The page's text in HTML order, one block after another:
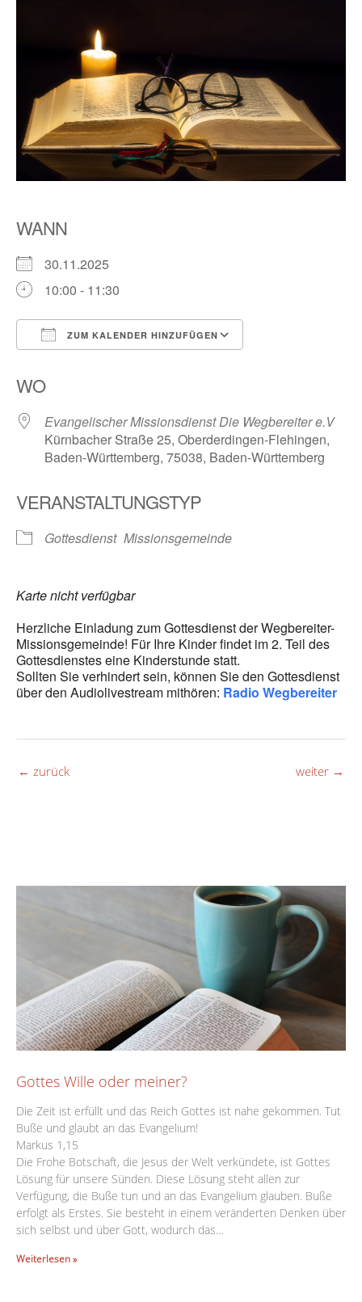
WANN
30.11.2025
10:00 - 11:30
ZUM KALENDER HINZUFÜGEN
WO
Evangelischer Missionsdienst Die Wegbereiter e.V
Kürnbacher Straße 25, Oberderdingen-Flehingen,
Baden-Württemberg, 75038, Baden-Württemberg
VERANSTALTUNGSTYP
Gottesdienst Missionsgemeinde
Karte nicht verfügbar
Herzliche Einladung zum Gottesdienst der Wegbereiter-
Missionsgemeinde! Für Ihre Kinder findet im 2. Teil des
Gottesdienstes eine Kinderstunde statt.
Sollten Sie verhindert sein, können Sie den Gottesdienst
über den Audiolivestream mithören: Radio Wegbereiter
← zurück weiter →
Gottes Wille oder meiner?
Die Zeit ist erfüllt und das Reich Gottes ist nahe gekommen. Tut
Buße und glaubt an das Evangelium!
Markus 1,15
Die Frohe Botschaft, die Jesus der Welt verkündete, ist Gottes
Lösung für unsere Sünden. Diese Lösung steht allen zur
Verfügung, die Buße tun und an das Evangelium glauben. Buße
erfolgt als Erstes. Sie besteht in einem veränderten Denken über
sich selbst und über Gott, wodurch das…
Weiterlesen »